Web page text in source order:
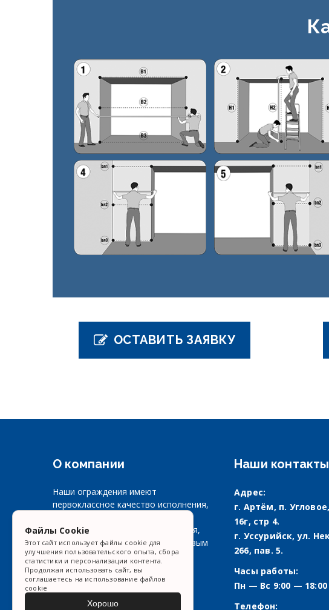
ОСТАВИТЬ ЗАЯВКУ
О компании
Наши ограждения имеют
первоклассное качество исполнения,
направлений и способов открытия,
минимальные требования к боковым
простенкам и притолоке.
Наши контакты
Адрес:
г. Артём, п.
16г, стр 4.
г. Уссурийск, ул.
266, пав. 5.
Часы работы:
Пн — Вс 9:00 — 18:00
Телефон:
Файлы Cookie
Этот сайт использует файлы cookie для
улучшения пользовательского опыта, сбора
статистики и персонализации контента.
Продолжая использовать сайт, вы
соглашаетесь на использование файлов
cookie
Хорошо